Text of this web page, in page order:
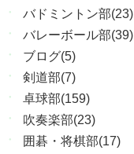
バドミントン部(23)
バレーボール部(39)
ブログ(5)
剣道部(7)
卓球部(159)
吹奏楽部(23)
囲碁・将棋部(17)